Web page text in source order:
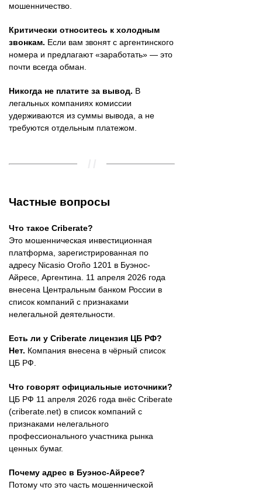
мошенничество.
Критически относитесь к холодным
звонкам. Если вам звонят с аргентинского
номера и предлагают «заработать» — это
почти всегда обман.
Никогда не платите за вывод. В
легальных компаниях комиссии
удерживаются из суммы вывода, а не
требуются отдельным платежом.
Частные вопросы
Что такое Criberate?
Это мошенническая инвестиционная
платформа, зарегистрированная по
адресу Nicasio Oroño 1201 в Буэнос-
Айресе, Аргентина. 11 апреля 2026 года
внесена Центральным банком России в
список компаний с признаками
нелегальной деятельности.
Есть ли у Criberate лицензия ЦБ РФ?
Нет. Компания внесена в чёрный список
ЦБ РФ.
Что говорят официальные источники?
ЦБ РФ 11 апреля 2026 года внёс Criberate
(criberate.net) в список компаний с
признаками нелегального
профессионального участника рынка
ценных бумаг.
Почему адрес в Буэнос-Айресе?
Потому что это часть мошеннической